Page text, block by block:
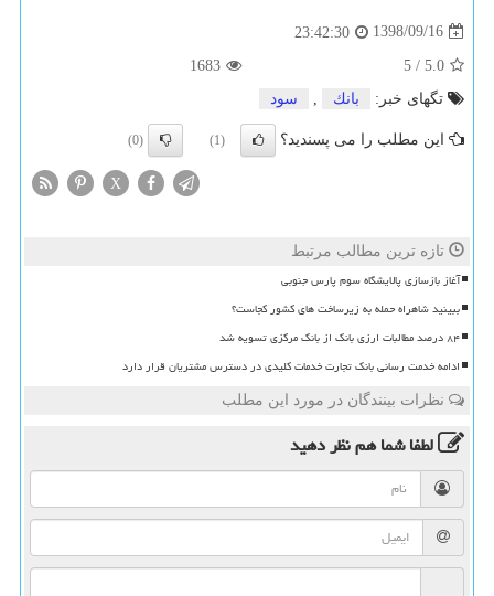
1398/09/16
23:42:30
5.0
/
5
1683
تگهای خبر:
بانك سود
این مطلب را می پسندید؟ (1)
(0)
X
تازه ترین مطالب مرتبط
آغاز بازسازی پالایشگاه سوم پارس جنوبی
ببینید شاهراه حمله به زیرساخت های کشور کجاست؟
۸۴ درصد مطالبات ارزی بانک از بانک مرکزی تسویه شد
ادامه خدمت رسانی بانک تجارت خدمات کلیدی در دسترس مشتریان قرار دارد
نظرات بینندگان در مورد این مطلب
لطفا شما همنظر دهید